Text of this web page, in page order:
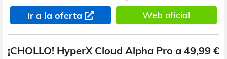
Ir a la oferta Web oficial
¡CHOLLO! HyperX Cloud Alpha Pro a 49,99 €